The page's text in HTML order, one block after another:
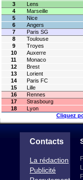
3
Lens
4
Marseille
5
Nice
6
Angers
7
Paris SG
8
Toulouse
9
Troyes
10
Auxerre
11
Monaco
12
Brest
13
Lorient
14
Paris FC
15
Lille
16
Rennes
17
Strasbourg
18
Lyon
Cliquez
Contacts
La rédaction
Publicité